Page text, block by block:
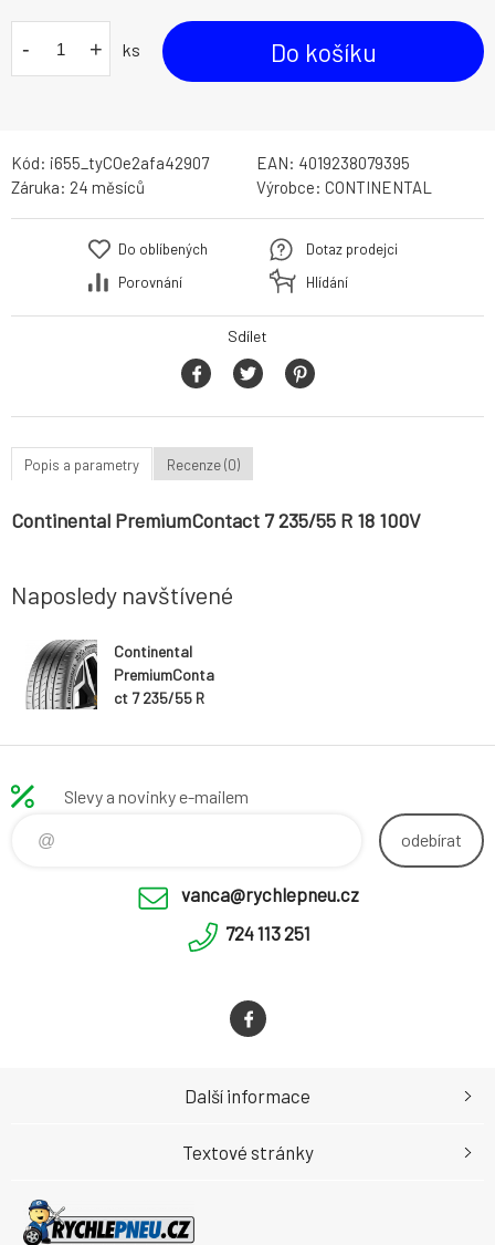
- + ks Do košíku
Kód: i655_tyCOe2afa42907 EAN: 4019238079395
Záruka: 24 měsíců Výrobce: CONTINENTAL
Do oblíbených
Porovnání
Dotaz prodejci
Hlídání
Sdílet
Popis a parametry Recenze (0)
Continental PremiumContact 7 235/55 R 18 100V
Naposledy navštívené
Continental
PremiumConta
ct 7 235/55 R
Slevy a novinky e-mailem
odebírat
vanca@rychlepneu.cz
724 113 251
Další informace
Textové stránky